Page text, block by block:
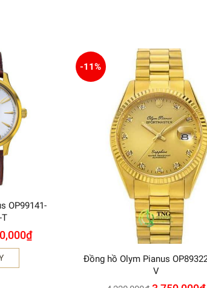
OP99141-
T
₫
-11%
Đồng hồ Olym Pianus
V